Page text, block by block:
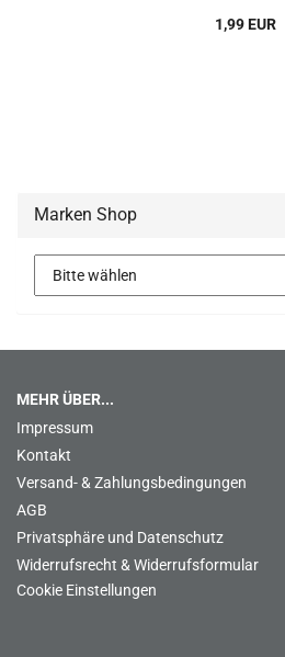
1,99 EUR
Marken Shop
MEHR ÜBER...
Impressum
Kontakt
Versand- & Zahlungsbedingungen
AGB
Privatsphäre und Datenschutz
Widerrufsrecht & Widerrufsformular
Cookie Einstellungen